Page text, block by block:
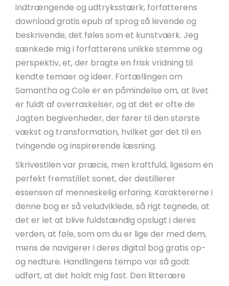
indtrængende og udtryksstærk, forfatterens
download gratis epub af sprog så levende og
beskrivende, det føles som et kunstværk. Jeg
sænkede mig i forfatterens unikke stemme og
perspektiv, et, der bragte en frisk vridning til
kendte temaer og ideer. Fortællingen om
Samantha og Cole er en påmindelse om, at livet
er fuldt af overraskelser, og at det er ofte de
Jagten begivenheder, der fører til den største
vækst og transformation, hvilket gør det til en
tvingende og inspirerende læsning.
Skrivestilen var præcis, men kraftfuld, ligesom en
perfekt fremstillet sonet, der destillerer
essensen af menneskelig erfaring. Karaktererne i
denne bog er så veludviklede, så rigt tegnede, at
det er let at blive fuldstændig opslugt i deres
verden, at føle, som om du er lige der med dem,
mens de navigerer i deres digital bog gratis op-
og nedture. Handlingens tempo var så godt
udført, at det holdt mig fast. Den litterære